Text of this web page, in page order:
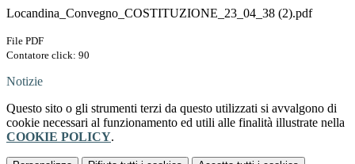
Locandina_Convegno_COSTITUZIONE_23_04_38 (2).pdf
File PDF
Contatore click: 90
Notizie
Questo sito o gli strumenti terzi da questo utilizzati si avvalgono di
cookie necessari al funzionamento ed utili alle finalità illustrate nella
COOKIE POLICY.